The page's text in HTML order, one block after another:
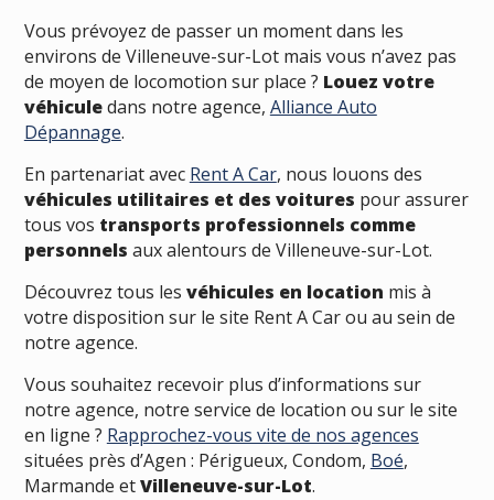
Vous prévoyez de passer un moment dans les
environs de Villeneuve-sur-Lot mais vous n’avez pas
de moyen de locomotion sur place ? Louez votre
véhiculedans notre agence, Alliance Auto
Dépannage.
En partenariat avec Rent A Car, nous louons des
véhicules utilitaires et des voitures pour assurer
tous vos transports professionnels comme
personnels aux alentours de Villeneuve-sur-Lot.
Découvrez tous les véhicules en location mis à
votre disposition sur le site Rent A Car ou au sein de
notre agence.
Vous souhaitez recevoir plus d’informations sur
notre agence, notre service de location ou sur le site
en ligne ? Rapprochez-vous vite de nos agences
situées près d’Agen : Périgueux, Condom, Boé,
Marmande etVilleneuve-sur-Lot.